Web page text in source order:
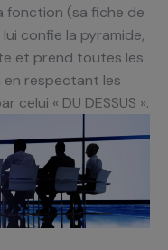
fonction (sa fiche de
confie la pyramide,
et prend toutes les
en respectant les
« DU DESSUS ».